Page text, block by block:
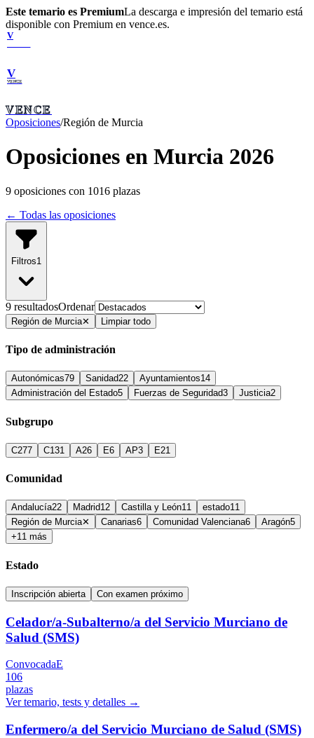
Este temario es PremiumLa descarga e impresión del temario está
disponible con Premium en vence.es.
V
V
VENCE
VENCE
Oposiciones/Región de Murcia
Oposiciones en Murcia 2026
9 oposiciones con 1016 plazas
← Todas las oposiciones
Filtros1
9 resultadosOrdenar
Región de Murcia✕ Limpiar todo
Tipo de administración
Autonómicas79 Sanidad22 Ayuntamientos14
Administración del Estado5 Fuerzas de Seguridad3 Justicia2
Subgrupo
C277 C1 31 A26 E6 AP3 E21
Comunidad
Andalucía22 Madrid12 Castilla y León11 estado11
Región de Murcia✕ Canarias6 Comunidad Valenciana6 Aragón5
+11 más
Estado
Inscripción abierta Con examen próximo
Celador/a-Subalterno/a del Servicio Murciano de
Salud (SMS)
ConvocadaE
106
plazas
Ver temario, tests y detalles →
Enfermero/a del Servicio Murciano de Salud (SMS)